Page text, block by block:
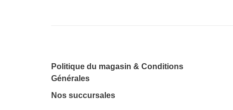
Politique du magasin & Conditions
Générales
Nos succursales